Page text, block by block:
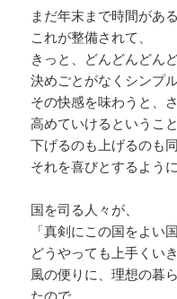
まだ年末まで時間がある
これが整備されて、
きっと、どんどんどん
決めごとがなくシンプ
その快感を味わうと、
高めていけるということ
下げるのも上げるのも
それを喜びとするよう
国を司る人々が、
「真剣にこの国をよい
どうやっても上手くいき
風の便りに、理想の暮